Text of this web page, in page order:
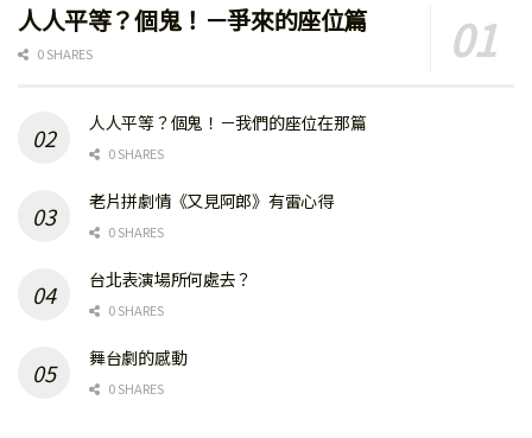
人人平等？個鬼！－爭來的座位篇
0 SHARES
人人平等？個鬼！－我們的座位在那篇
0 SHARES
老片拼劇情《又見阿郎》有雷心得
0 SHARES
台北表演場所何處去？
0 SHARES
舞台劇的感動
0 SHARES